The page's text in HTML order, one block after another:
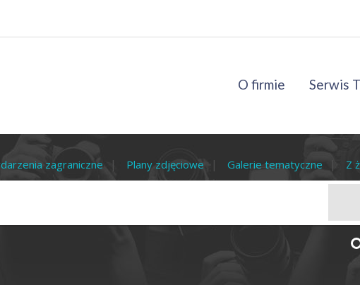
O firmie Serwis
zagraniczne Plany zdjęciowe Galerie tematyczne Z